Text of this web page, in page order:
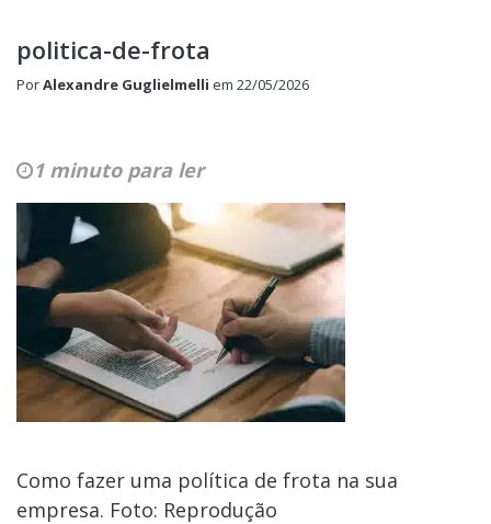
politica-de-frota
PorAlexandre Guglielmelli em 22/05/2026
1 minuto para ler
Como fazer uma política de frota na sua
empresa. Foto: Reprodução